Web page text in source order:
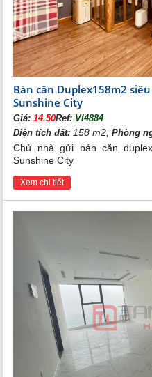
Bán căn Duplex158m2
Sunshine City
Giá:14.50Ref: VI4884
Diện tích đất: 158 m2,Phòng
Chủ nhà gửi bán căn
Sunshine City
Xem chi tiết